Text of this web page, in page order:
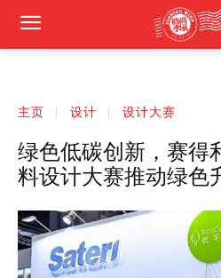
主页 设计 设计大赛
绿色低碳创新，赛得
料设计大赛推动绿色